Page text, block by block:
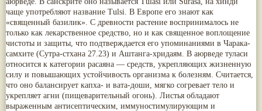
чаще употребляют название Tulsi. В Европе его знают как
«священный базилик». С древности растение воспринималось не
только как лекарственное средство, но и как священное воплощение
чистоты и защиты, что подтверждается его упоминаниями в Чарака-
самхите (Сутра-стхана 27.23) и Аштанга-хридаям. В аюрведе туласи
относится к категории расаяна — средств, укрепляющих жизненную
силу и повышающих устойчивость организма к болезням. Считается,
что оно балансирует капха- и вата-доши, мягко согревает тело и
укрепляет агни (пищеварительный огонь). Листья обладают
выраженным антисептическим, иммуностимулирующим и
Пунарнава(4)
Розовая вода(4)
Тиктака(4)
Трикату(4)
Туласи(4)
Харидракхандам(4)
Читракади(4)
Шанкха Бхасма(4)
Шатавари гулам(4)
Neeri Aimil(3)
Чёрный кардамон(26)
Брахми(23)
Валерьяна индийская (23)
Кокосовое масло(23)
Сассапариль(23)
Брингарадж(22)
Клещевина обыкновенная(21)
Трикату(21)
Шафран(21)
Ативиша(20)
Шиладжит(20)